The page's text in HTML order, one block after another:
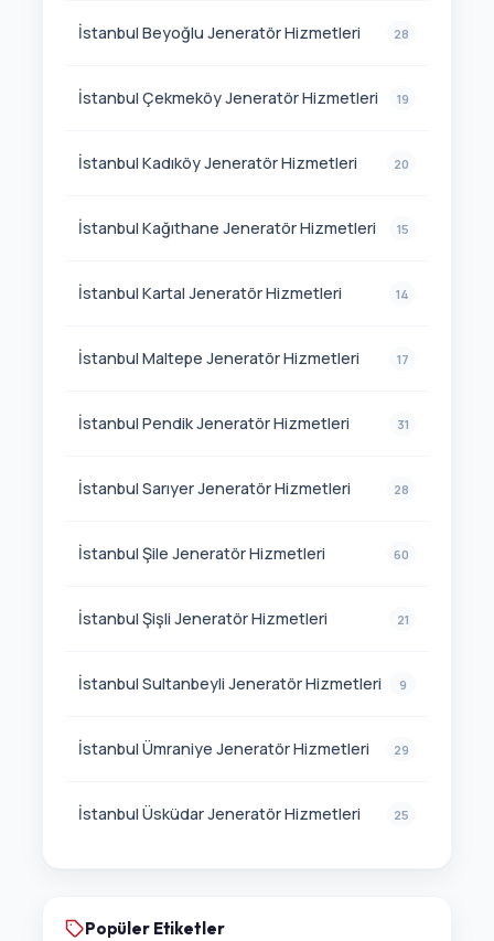
İstanbul Beyoğlu Jeneratör Hizmetleri 28
İstanbul Çekmeköy Jeneratör Hizmetleri 19
İstanbul Kadıköy Jeneratör Hizmetleri 20
İstanbul Kağıthane Jeneratör Hizmetleri 15
İstanbul Kartal Jeneratör Hizmetleri 14
İstanbul Maltepe Jeneratör Hizmetleri 17
İstanbul Pendik Jeneratör Hizmetleri 31
İstanbul Sarıyer Jeneratör Hizmetleri 28
İstanbul Şile Jeneratör Hizmetleri 60
İstanbul Şişli Jeneratör Hizmetleri 21
İstanbul Sultanbeyli Jeneratör Hizmetleri 9
İstanbul Ümraniye Jeneratör Hizmetleri 29
İstanbul Üsküdar Jeneratör Hizmetleri 25
Popüler Etiketler